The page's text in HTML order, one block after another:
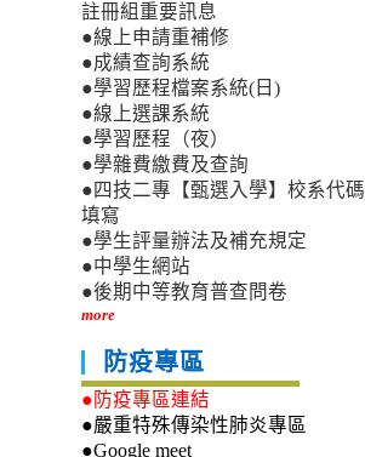
註冊組重要訊息
●線上申請重補修
●成績查詢系統
●學習歷程檔案系統(日)
●線上選課系統
●學習歷程（夜）
●學雜費繳費及查詢
●四技二專【甄選入學】校系代碼
填寫
●學生評量辦法及補充規定
●中學生網站
●後期中等教育普查問卷
more
防疫專區
●防疫專區連結
●嚴重特殊傳染性肺炎專區
●Google meet